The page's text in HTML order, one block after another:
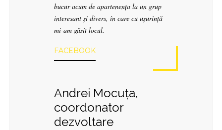
bucur acum de apartenența la un grup
interesant și divers, în care cu ușurință
mi-am găsit locul.
FACEBOOK
Andrei Mocuța,
coordonator
dezvoltare